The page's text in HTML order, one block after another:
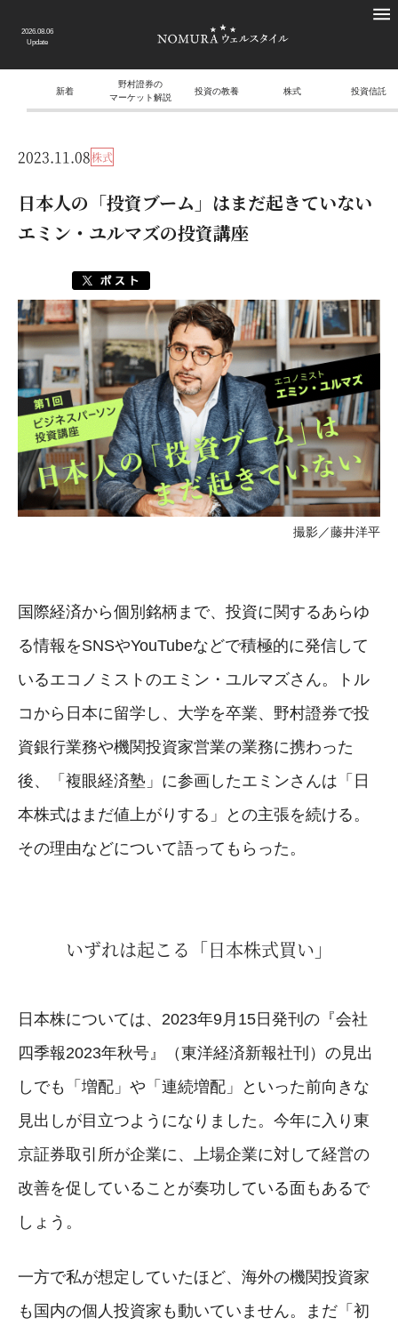
2026.08.06
Update
新着
野村證券の
マーケット解説
投資の教養 株式 投資信託
2023.11.08株式
日本人の「投資ブーム」はまだ起きていない
エミン・ユルマズの投資講座
撮影／藤井洋平
国際経済から個別銘柄まで、投資に関するあらゆ
る情報をSNSやYouTubeなどで積極的に発信して
いるエコノミストのエミン・ユルマズさん。トル
コから日本に留学し、大学を卒業、野村證券で投
資銀行業務や機関投資家営業の業務に携わった
後、「複眼経済塾」に参画したエミンさんは「日
本株式はまだ値上がりする」との主張を続ける。
その理由などについて語ってもらった。
いずれは起こる「日本株式買い」
日本株については、2023年9月15日発刊の『会社
四季報2023年秋号』（東洋経済新報社刊）の見出
しでも「増配」や「連続増配」といった前向きな
見出しが目立つようになりました。今年に入り東
京証券取引所が企業に、上場企業に対して経営の
改善を促していることが奏功している面もあるで
しょう。
一方で私が想定していたほど、海外の機関投資家
も国内の個人投資家も動いていません。まだ「初